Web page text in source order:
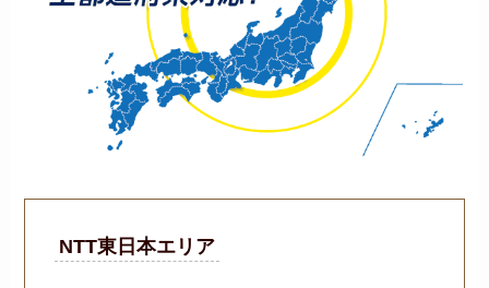
NTT東日本エリア